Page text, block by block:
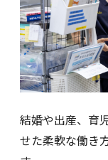
結婚や出産、育
せた柔軟な働き